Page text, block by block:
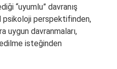
“uyumlu” davranış
psikoloji perspektifinden,
uygun davranmaları,
isteğinden